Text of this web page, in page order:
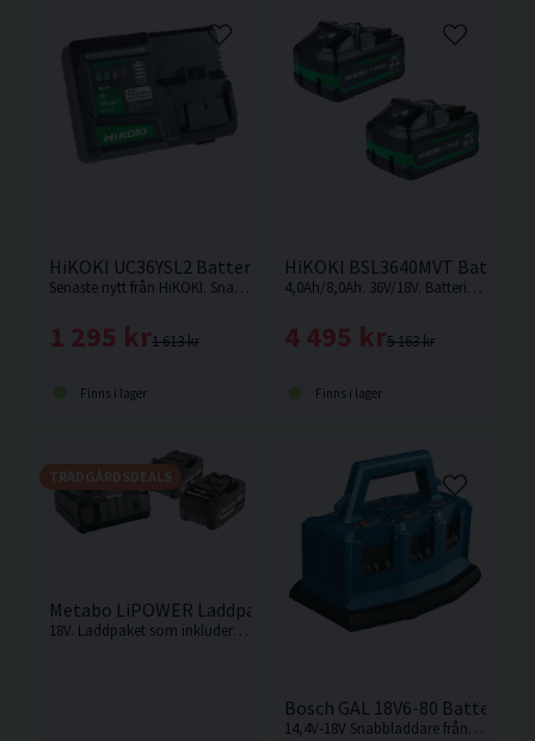
HiKOKI UC36YSL2 Batteriladdare 14,4-36V 12Amp
Senaste nytt från HiKOKI. Snabbladdare för 14,4 - 36V batterier med slide batterifäste med hela 12 ampere laddstyrka.
1 613 kr
1 295 kr
Finns i lager
HiKOKI BSL3640MVT
4,0Ah/8,0Ah. 36V/18V. Batteripaket med dubbla multivolt-batterier som ändrar volt-nivå beroende på vilken maskin som används.
5 163 kr
4 495 kr
Finns i lager
Metabo LiPOWER Laddpaket 18V (2x5,2Ah)
18V. Laddpaket som inkluderar 2st 5,2Ah batterier samt snabbladdare.
TRÄDGÅRDSDEALS
Bosch GAL 18V6-80
14,4V-18V Snabbladdare från Bosch med fack för laddning av 6st batterier. Batterier ingår ej.